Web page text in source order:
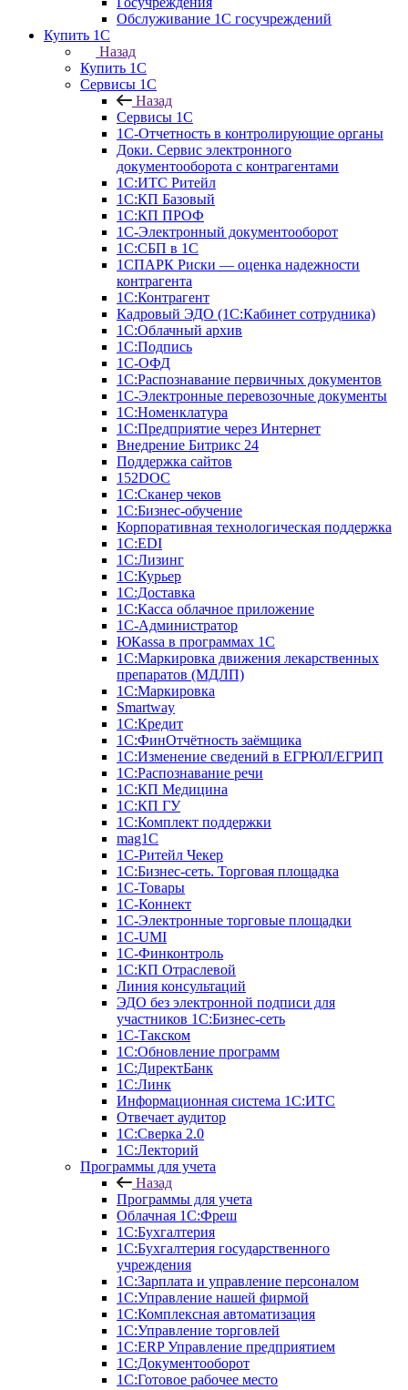
Обслуживание 1С госучреждений
Купить 1С
Назад
Купить 1С
Сервисы 1С
Назад
Сервисы 1С
1С-Отчетность в контролирующие органы
Доки. Сервис электронного
документооборота с контрагентами
1С:ИТС Ритейл
1С:КП Базовый
1С:КП ПРОФ
1С-Электронный документооборот
1С:СБП в 1С
1СПАРК Риски — оценка надежности
контрагента
1С:Контрагент
Кадровый ЭДО (1С:Кабинет сотрудника)
1С:Облачный архив
1С:Подпись
1С-ОФД
1С:Распознавание первичных документов
1С-Электронные перевозочные документы
1С:Номенклатура
1С:Предприятие через Интернет
Внедрение Битрикс 24
Поддержка сайтов
152DOC
1С:Сканер чеков
1С:Бизнес-обучение
Корпоративная технологическая поддержка
1С:ЕDI
1С:Лизинг
1С:Курьер
1С:Доставка
1С:Касса облачное приложение
1С-Администратор
ЮКаssа в программах 1С
1С:Маркировка движения лекарственных
препаратов (МДЛП)
1С:Маркировка
Smartway
1С:Кредит
1С:ФинОтчётность заёмщика
1С:Изменение сведений в ЕГРЮЛ/ЕГРИП
1С:Распознавание речи
1С:КП Медицина
1С:КП ГУ
1С:Комплект поддержки
mag1C
1С-Ритейл Чекер
1С:Бизнес-сеть. Торговая площадка
1С-Товары
1С-Коннект
1С-Электронные торговые площадки
1C-UMI
1С-Финконтроль
1С:КП Отраслевой
Линия консультаций
ЭДО без электронной подписи для
участников 1С:Бизнес-сеть
1С-Такском
1С:Обновление программ
1С:ДиректБанк
1С:Линк
Информационная система 1С:ИТС
Отвечает аудитор
1С:Сверка 2.0
1С:Лекторий
Программы для учета
Назад
Программы для учета
Облачная 1С:Фреш
1С:Бухгалтерия
1С:Бухгалтерия государственного
учреждения
1С:Зарплата и управление персоналом
1С:Управление нашей фирмой
1С:Комплексная автоматизация
1С:Управление торговлей
1С:ERP Управление предприятием
1С:Документооборот
1C:Готовое рабочее место